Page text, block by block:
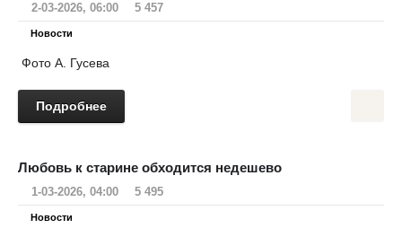
2-03-2026, 06:00 5 457
Новости
Фото А. Гусева
Подробнее
Любовь к старине обходится недешево
1-03-2026, 04:00 5 495
Новости